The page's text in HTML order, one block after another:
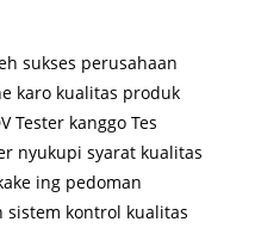
sukses perusahaan
karo kualitas produk
Tester kanggo Tes
nyukupi syarat kualitas
ing pedoman
sistem kontrol kualitas